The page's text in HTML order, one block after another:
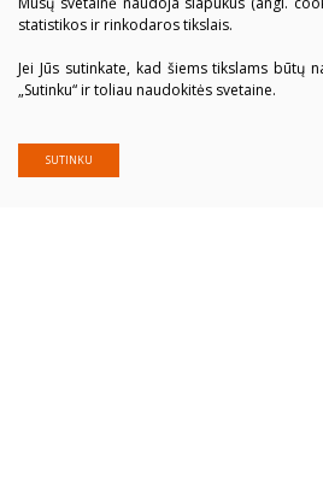
statistikos ir rinkodaros tikslais.
Jei Jūs sutinkate, kad šiems tikslams būtų
„Sutinku“ ir toliau naudokitės svetaine.
SUTINKU